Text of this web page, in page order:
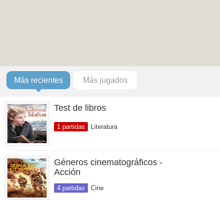
Más recientes Más jugados
Test de libros
1 partidas Literatura
Géneros cinematográficos -
Acción
4 partidas Cine